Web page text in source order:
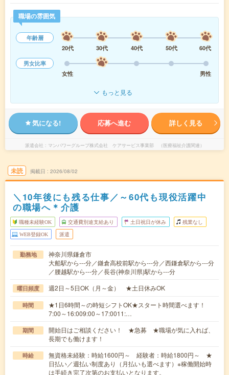
職場の雰囲気
年齢層
20代
30代 40代 50代
60代
男女比率
女性
男性
もっと見る
気になる! 応募へ進む 詳しく見る
派遣会社 マンパワーグループ株式会社 ケアサービス事業部 （医療福祉介護関連）
未読 掲載日 2026/08/02
＼10年後にも残る仕事／～60代も現役活躍中
の職場へ＊介護
職種未経験OK 交通費別途支給あり 土日祝日が休み 残業なし
WEB登録OK 派遣
勤務地
神奈川県鎌倉市
大船駅から---分／鎌倉高校前駅から---分／西鎌倉駅から---分
／腰越駅から---分／長谷(神奈川県)駅から---分
曜日頻度 週2日～5日OK（月～金） ★土日休みOK
時間
★1日6時間～の時短シフトOK★スタート時間選べます！
7:00～16:009:00～17:0011:…
期間
開始日はご相談ください！ ★急募 ★職場が気に入れば、
長期でも働けます！
時給
無資格未経験：時給1600円～ 経験者：時給1800円～ ★
日払い／週払い制度あり（月払いも選べます）※稼働開始時
は手続き完了次第のお支払いとなります。